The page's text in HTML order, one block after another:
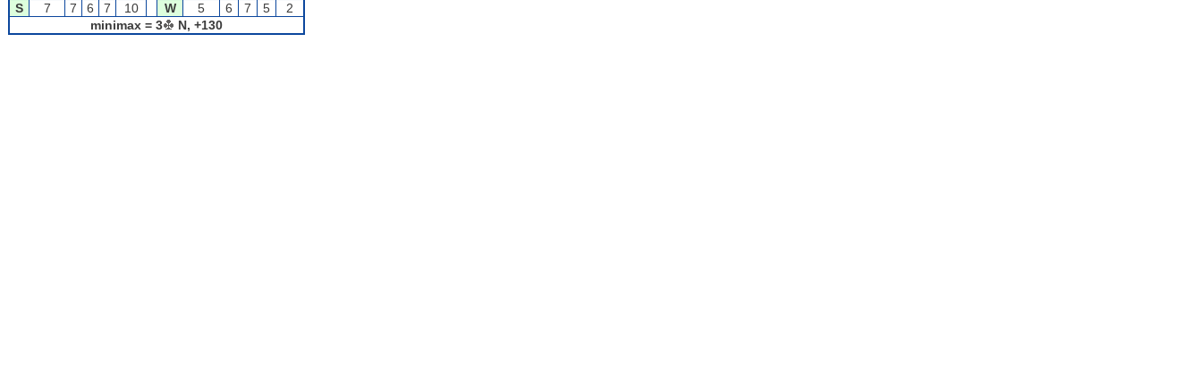
S
7 7 6 7 10 W 5 6 7 5
2
minimax = 3
N, +130